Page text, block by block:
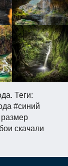
Теги:
#синий
скачали